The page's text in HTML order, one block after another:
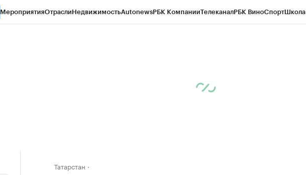
МероприятияОтраслиНедвижимостьAutonewsРБК КомпанииТелеканалРБК ВиноСпортШкола
Татарстан